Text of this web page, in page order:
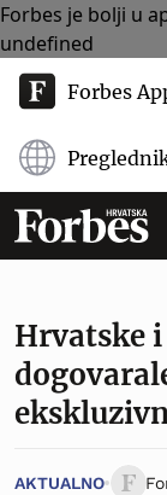
Forbes je bolji u
undefined
Forbes
Hrvatske
AKTUALNO